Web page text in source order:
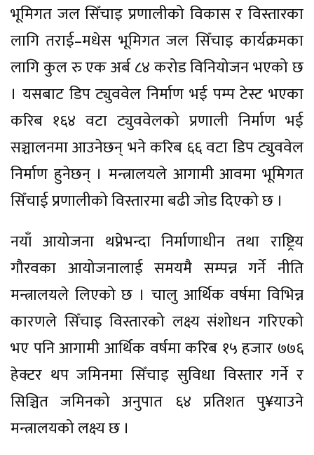
भूमिगत जल सिँचाइ प्रणालीको विकास र विस्तारका
लागि तराई–मधेस भूमिगत जल सिँचाइ कार्यक्रमका
लागि कुल रु एक अर्ब ८४ करोड विनियोजन भएको छ
। यसबाट डिप ट्युववेल निर्माण भई पम्प टेस्ट भएका
करिब १६४ वटा ट्युववेलको प्रणाली निर्माण भई
सञ्चालनमा आउनेछन् भने करिब ६६ वटा डिप ट्युववेल
निर्माण हुनेछन् । मन्त्रालयले आगामी आवमा भूमिगत
सिँचाई प्रणालीको विस्तारमा बढी जोड दिएको छ ।
नयाँ आयोजना थप्नेभन्दा निर्माणाधीन तथा राष्ट्रिय
गौरवका आयोजनालाई समयमै सम्पन्न गर्ने नीति
मन्त्रालयले लिएको छ । चालु आर्थिक वर्षमा विभिन्न
कारणले सिँचाइ विस्तारको लक्ष्य संशोधन गरिएको
भए पनि आगामी आर्थिक वर्षमा करिब १५ हजार ७७६
हेक्टर थप जमिनमा सिँचाइ सुविधा विस्तार गर्ने र
सिञ्चित जमिनको अनुपात ६४ प्रतिशत पु¥याउने
मन्त्रालयको लक्ष्य छ ।